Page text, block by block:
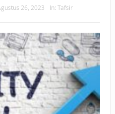
26, 2023 In: Tafsir